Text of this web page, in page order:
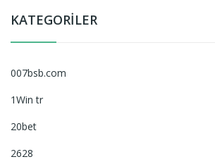
KATEGORILER
007bsb.com
1Win tr
20bet
2628